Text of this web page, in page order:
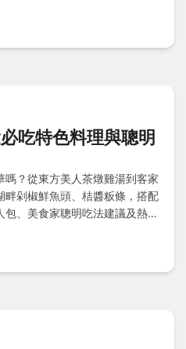
的老手藝甜蜜記憶，帶你深入
吃特色料理與聰明
？從東方美人茶燉雞湯到客家
畔剁椒鮮魚頭、桔醬粄條，搭配
、美食家聰明吃法建議及熱門